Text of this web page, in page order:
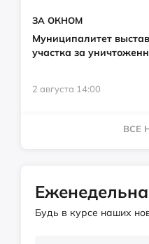
ЗА ОКНОМ
Муниципалитет
участка за
2 августа 14:00
ВСЕ
Будь в курсе наших